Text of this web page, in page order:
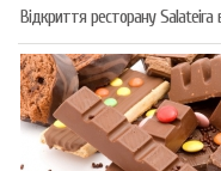
Відкриття ресторану Salateirа